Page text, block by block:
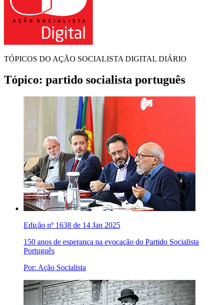
TÓPICOS DO AÇÃO SOCIALISTA DIGITAL DIÁRIO
Tópico: partido socialista português
Edição nº 1638 de 14 Jan 2025
150 anos de esperança na evocação do Partido Socialista
Português
Por: Ação Socialista